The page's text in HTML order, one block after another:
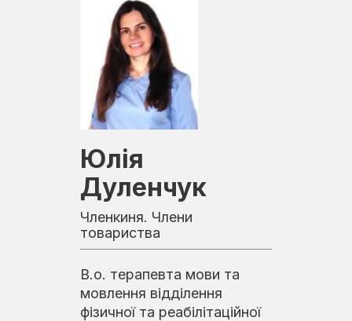
Юлія
Дуленчук
Членкиня. Члени
товариства
В.о. терапевта мови та
мовлення відділення
фізичної та реабілітаційної